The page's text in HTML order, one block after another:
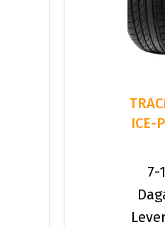
ICE-
245/
7-